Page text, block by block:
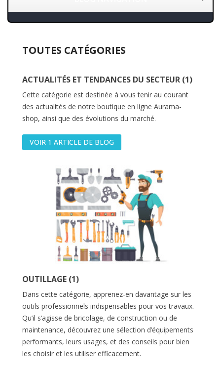
TOUTES CATÉGORIES
ACTUALITÉS ET TENDANCES DU SECTEUR (1)
Cette catégorie est destinée à vous tenir au courant
des actualités de notre boutique en ligne Aurama-
shop, ainsi que des évolutions du marché.
VOIR 1 ARTICLE DE BLOG
OUTILLAGE (1)
Dans cette catégorie, apprenez-en davantage sur les
outils professionnels indispensables pour vos travaux.
Qu’il s’agisse de bricolage, de construction ou de
maintenance, découvrez une sélection d’équipements
performants, leurs usages, et des conseils pour bien
les choisir et les utiliser efficacement.